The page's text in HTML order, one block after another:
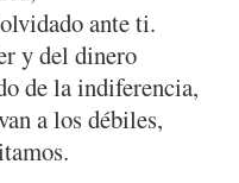
ante ti.
y del dinero
de la indiferencia,
a los débiles,